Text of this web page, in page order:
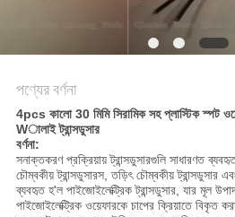
নীতি
পণ্যের বর্ণনা
4pcs কালো 30 মিমি সিরামিক সহ প্লাস্টিক স্পট
Wালাই ট্রান্সডুসার
বর্ণনা:
সনাক্তকরণ প্রক্রিয়ায় ট্রান্সডুসারগুলি সাধারণত
চৌম্বকীয় ট্রান্সডুসারস, তড়িৎ চৌম্বকীয় ট্রান্সডুসার
ব্যবহৃত হ'ল পাইজোইলেক্ট্রিক ট্রান্সডুসার, যার মূল
পাইজোইলেক্ট্রিক ওয়েফারকে চাপের ক্রিয়াতে বিকৃত